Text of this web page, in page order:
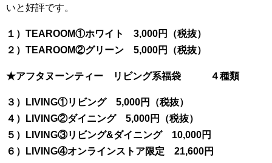
いと好評です。
１）TEAROOM①ホワイト 3,000円（税抜）
２）TEAROOM②グリーン 5,000円（税抜）
★アフタヌーンティー リビング系福袋 ４種類
３）LIVING①リビング 5,000円（税抜）
４）LIVING②ダイニング 5,000円（税抜）
５）LIVING③リビング&ダイニング 10,000円
６）LIVING④オンラインストア限定 21,600円